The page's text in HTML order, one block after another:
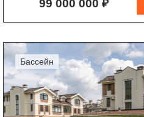
99 000 000 ₽
бассейн